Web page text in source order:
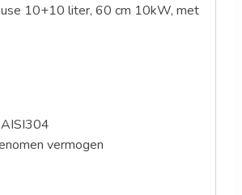
10+10 liter, 60 cm 10kW, met
vermogen